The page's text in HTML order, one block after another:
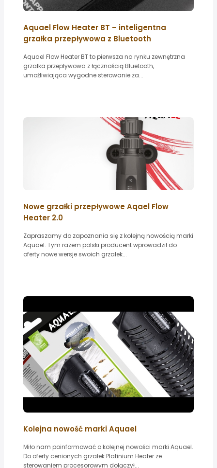
Aquael Flow Heater BT – inteligentna
grzałka przepływowa z Bluetooth
Aquael Flow Heater BT to pierwsza na rynku zewnętrzna
grzałka przepływowa z łącznością Bluetooth,
umożliwiająca wygodne sterowanie za...
Nowe grzałki przepływowe Aqael Flow
Heater 2.0
Zapraszamy do zapoznania się z kolejną nowością marki
Aquael. Tym razem polski producent wprowadził do
oferty nowe wersje swoich grzałek...
Kolejna nowość marki Aquael
Miło nam poinformować o kolejnej nowości marki Aquael.
Do oferty cenionych grzałek Platinium Heater ze
sterowaniem procesorowym dołączył...